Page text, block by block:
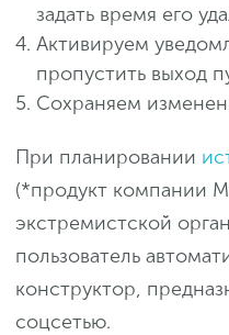
задать время его
Активируем
пропустить выход
Сохраняем
При планировании
(*продукт компании
экстремистской
пользователь
конструктор,
соцсетью.